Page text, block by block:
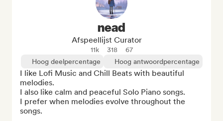
nead
Afspeellijst Curator
11k 318
67
Hoog deelpercentage
Hoog antwoordpercentage
I like Lofi Music and Chill Beats with beautiful
melodies.
I also like calm and peaceful Solo Piano songs.
I prefer when melodies evolve throughout the
songs.